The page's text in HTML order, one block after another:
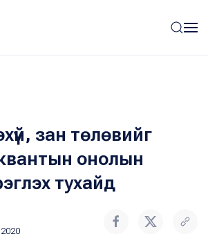
зан төлөвийг
онолын
тухайд